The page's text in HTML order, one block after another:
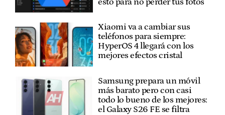
Xiaomi va a cambiar sus
teléfonos para siempre:
HyperOS 4 llegará con los
mejores efectos cristal
Samsung prepara un móvil
más barato pero con casi
todo lo bueno de los mejores:
el Galaxy S26 FE se filtra